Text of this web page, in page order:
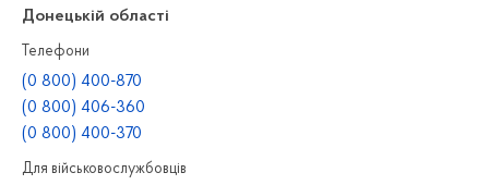
Донецькій області
Телефони
(0 800) 400-870
(0 800) 406-360
(0 800) 400-370
Для військовослужбовців